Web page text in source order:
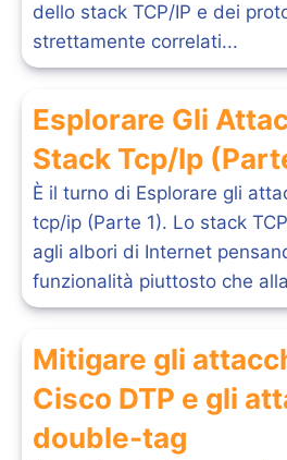
dello stack TCP/IP e dei
strettamente correlati...
Esplorare Gli
Stack Tcp/Ip
È il turno di Esplorare gli
tcp/ip (Parte 1). Lo stack
agli albori di Internet
funzionalità piuttosto che
Mitigare gli
Cisco DTP e gli
double-tag